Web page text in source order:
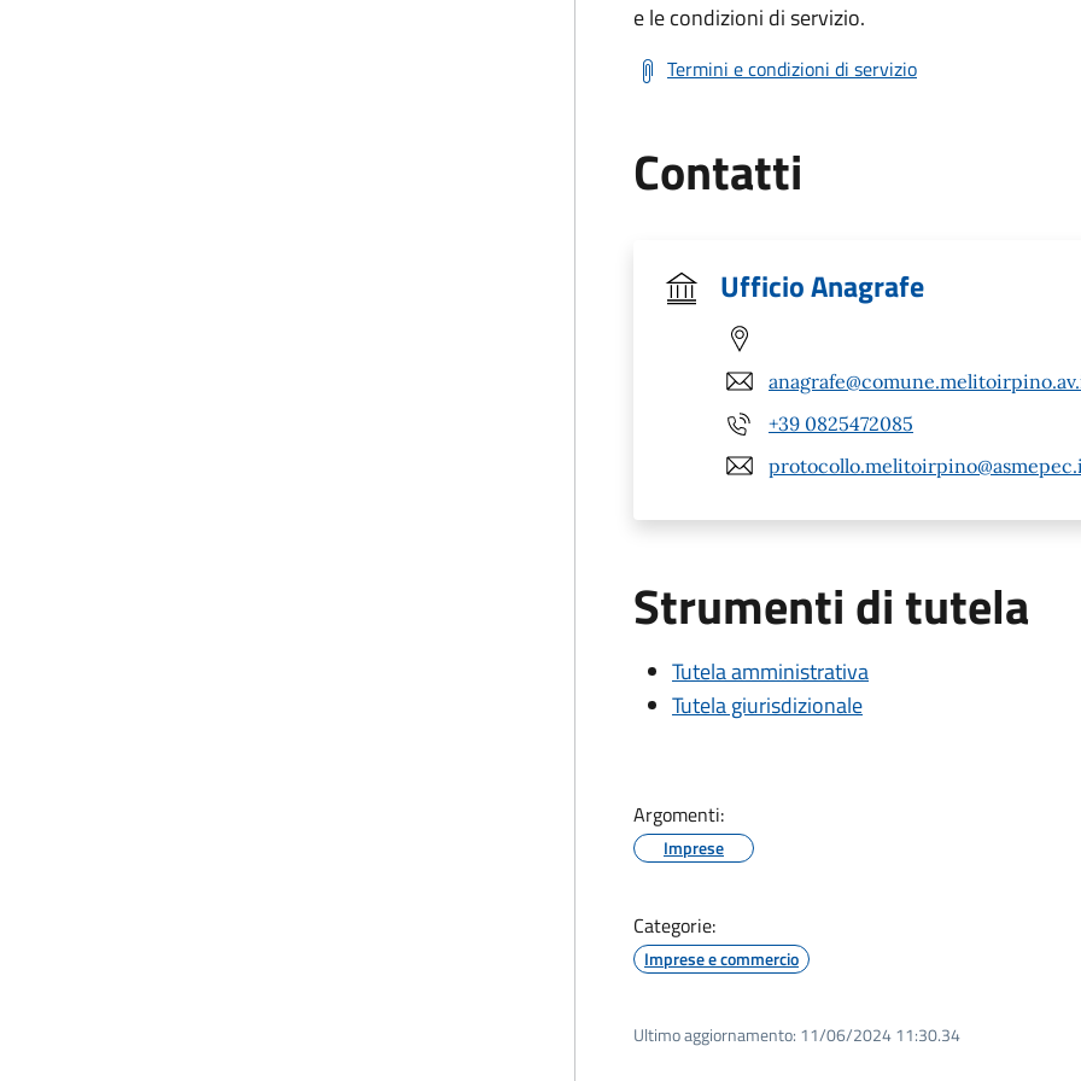
e le condizioni di servizio.
Termini e condizioni di servizio
Contatti
Ufficio Anagrafe
+39 0825472085
Strumenti di tutela
Tutela amministrativa
Tutela giurisdizionale
Argomenti:
Imprese
Categorie:
Imprese e commercio
Ultimo aggiornamento: 11/06/2024 11:30.34